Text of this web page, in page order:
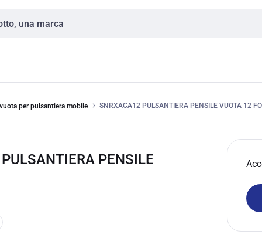
per pulsantiera mobile SNRXACA12 PULSANTIERA PENSILE VUOTA 12
PENSILE